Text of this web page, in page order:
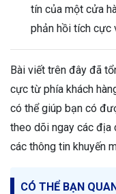
tín của một cửa
phản hồi tích cực
Bài viết trên đây đã
cực từ phía khách
có thể giúp bạn có
theo dõi ngay các địa
các thông tin khuyến
CÓ THỂ BẠN